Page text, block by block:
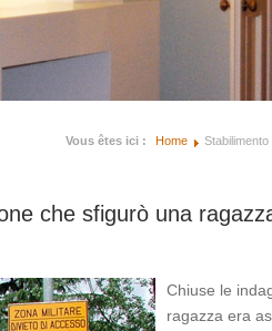
Vous êtes ici : Home
che sfigurò una
Chiuse le
ragazza era